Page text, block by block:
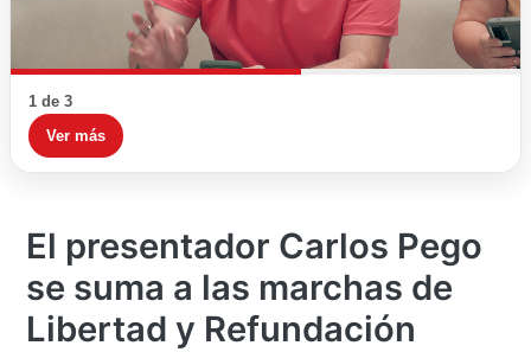
1 de 3
Ver más
El presentador Carlos Pego
se suma a las marchas de
Libertad y Refundación